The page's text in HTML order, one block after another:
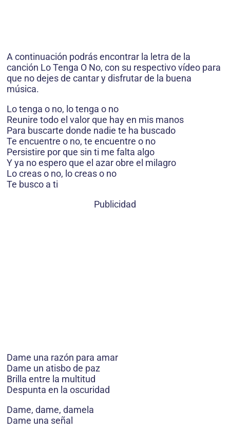
A continuación podrás encontrar la letra de la
canción Lo Tenga O No, con su respectivo vídeo para
que no dejes de cantar y disfrutar de la buena
música.
Lo tenga o no, lo tenga o no
Reunire todo el valor que hay en mis manos
Para buscarte donde nadie te ha buscado
Te encuentre o no, te encuentre o no
Persistire por que sin ti me falta algo
Y ya no espero que el azar obre el milagro
Lo creas o no, lo creas o no
Te busco a ti
Publicidad
Dame una razón para amar
Dame un atisbo de paz
Brilla entre la multitud
Despunta en la oscuridad
Dame, dame, damela
Dame una señal